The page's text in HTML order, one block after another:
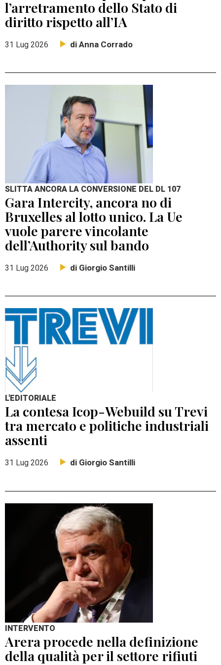
l’arretramento dello Stato di
diritto rispetto all’IA
31 Lug 2026 di Anna Corrado
SLITTA ANCORA LA CONVERSIONE DEL DL 107
Gara Intercity, ancora no di
Bruxelles al lotto unico. La Ue
vuole parere vincolante
dell’Authority sul bando
31 Lug 2026 di Giorgio Santilli
L'EDITORIALE
La contesa Icop-Webuild su Trevi
tra mercato e politiche industriali
assenti
31 Lug 2026 di Giorgio Santilli
INTERVENTO
Arera procede nella definizione
della qualità per il settore rifiuti